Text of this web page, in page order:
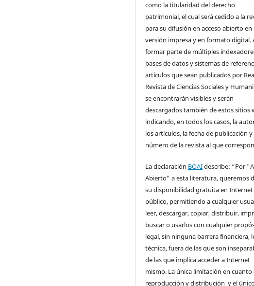
como la titularidad del derecho
patrimonial, el cual será cedido a la
para su difusión en acceso abierto en
versión impresa y en formato digital.
formar parte de múltiples
bases de datos y sistemas de
artículos que sean publicados por
Revista de Ciencias Sociales y
se encontrarán visibles y serán
descargados también de estos sitios
indicando, en todos los casos, la
los artículos, la fecha de publicación y
número de la revista al que
La declaración BOAIdescribe: “Por
Abierto" a esta literatura, queremos
su disponibilidad gratuita en Internet
público, permitiendo a cualquier
leer, descargar, copiar, distribuir,
buscar o usarlos con cualquier
legal, sin ninguna barrera financiera,
técnica, fuera de las que son
de las que implica acceder a Internet
mismo. La única limitación en cuanto
reproducción y distribución y el